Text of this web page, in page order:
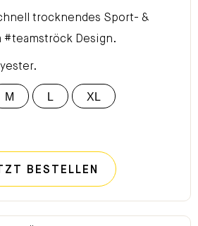
trocknendes Sport- &
Design.
M L XL
BESTELLEN